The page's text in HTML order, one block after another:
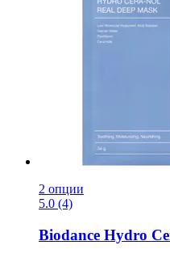
2 опции
5.0 (4)
Biodance Hydro